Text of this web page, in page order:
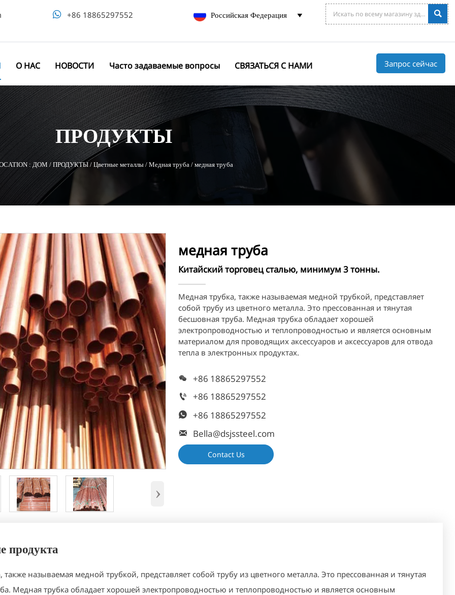
 +86 18865297552 Российская Федерация  
О НАС НОВОСТИ Часто задаваемые вопросы СВЯЗАТЬСЯ С НАМИ Запрос сейчас
ПРОДУКТЫ
:ДОМ/ПРОДУКТЫ/ Цветные металлы/ Медная труба / медная труба
›
медная труба
Китайский торговец сталью, минимум 3 тонны.
Медная трубка, также называемая медной трубкой, представляет
собой трубу из цветного металла. Это прессованная и тянутая
бесшовная труба. Медная трубка обладает хорошей
электропроводностью и теплопроводностью и является основным
материалом для проводящих аксессуаров и аксессуаров для отвода
тепла в электронных продуктах.
 +86 18865297552
 +86 18865297552
 +86 18865297552
 Bella@dsjssteel.com
Contact Us
продукта
также называемая медной трубкой, представляет собой трубу из цветного металла. Это прессованная и тянутая
Медная трубка обладает хорошей электропроводностью и теплопроводностью и является основным